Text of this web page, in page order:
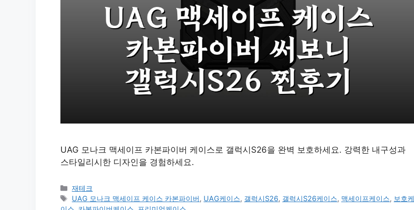
UAG 모나크 맥세이프 카본파이버 케이스로 갤럭시S26을 완벽 보호하세요. 강력한 내구성과
스타일리시한 디자인을 경험하세요.
카
테
재테크
태
UAG 모나크 맥세이프 케이스 카본파이버, UAG케이스, 갤럭시S26, 갤럭시S26케이스, 맥세이프케이스, 보호케